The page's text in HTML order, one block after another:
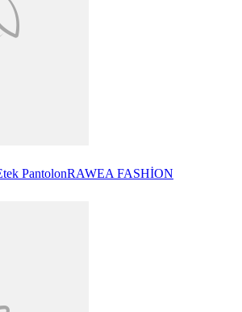
PantolonRAWEA FASHİON